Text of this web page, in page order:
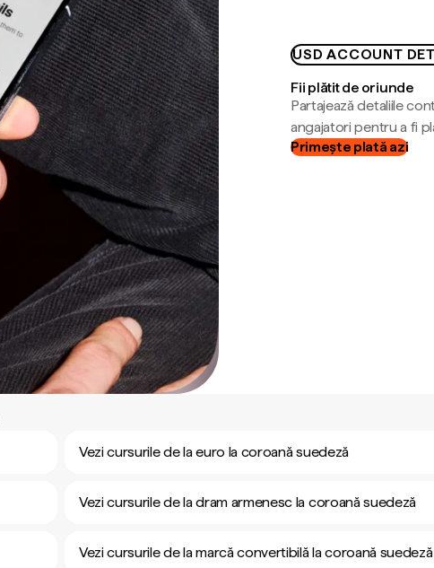
USD ACCOUNT
Fii plătit de oriunde
Partajează detaliile
angajatori pentru a fi
Primește plată azi
Vezi cursurile de la euro la coroană suedeză
Vezi cursurile de la dram armenesc la coroană suedeză
Vezi cursurile de la marcă convertibilă la coroană suedeză